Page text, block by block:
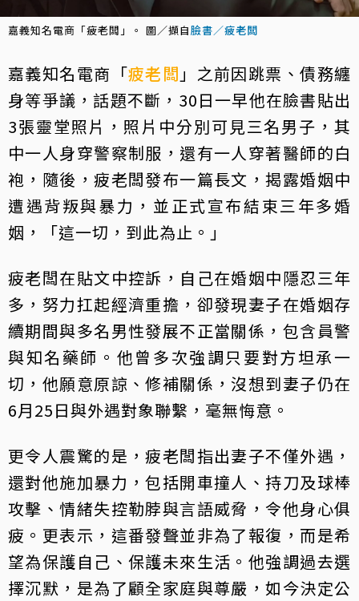
嘉義知名電商「疲老闆」。 圖／擷自臉書／疲老闆
嘉義知名電商「疲老闆 」之前因跳票、債務纏
身等爭議，話題不斷，30日一早他在臉書貼出
3張靈堂照片，照片中分別可見三名男子，其
中一人身穿警察制服，還有一人穿著醫師的白
袍，隨後，疲老闆發布一篇長文，揭露婚姻中
遭遇背叛與暴力，並正式宣布結束三年多婚
姻，「這一切，到此為止。」
疲老闆在貼文中控訴，自己在婚姻中隱忍三年
多，努力扛起經濟重擔，卻發現妻子在婚姻存
續期間與多名男性發展不正當關係，包含員警
與知名藥師。他曾多次強調只要對方坦承一
切，他願意原諒、修補關係，沒想到妻子仍在
6月25日與外遇對象聯繫，毫無悔意。
更令人震驚的是，疲老闆指出妻子不僅外遇，
還對他施加暴力，包括開車撞人、持刀及球棒
攻擊、情緒失控勒脖與言語威脅，令他身心俱
疲。更表示，這番發聲並非為了報復，而是希
望為保護自己、保護未來生活。他強調過去選
擇沉默，是為了顧全家庭與尊嚴，如今決定公